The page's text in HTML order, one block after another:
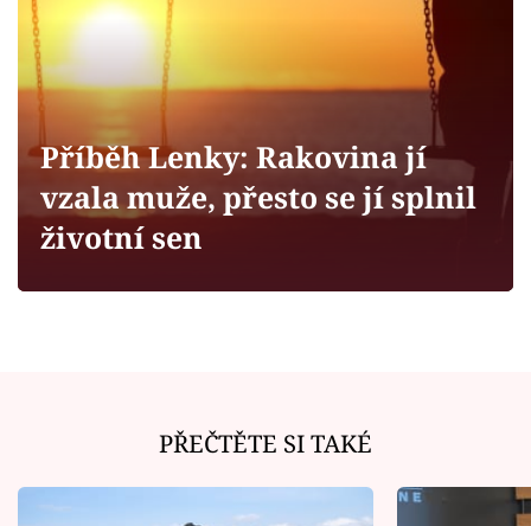
Seriály
Horoskopy
Sledujte prima+
Filmový festival Karlovy Vary
Sledujte nás
Příběh Lenky: Rakovina jí
vzala muže, přesto se jí splnil
životní sen
PŘEČTĚTE SI TAKÉ